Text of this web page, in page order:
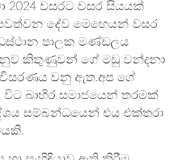
2024 වසරට වසර සියයක්
දේව මෙහෙයන් වසර
පාලක මණ්ඩලය
කිතුණුවන් ගේ මඩු වන්දනා
විසරණය වනු ඇත.අප ගේ
බාහිර සමාජයෙන් තරමක්
සම්බන්ධයෙන් එය එක්තරා